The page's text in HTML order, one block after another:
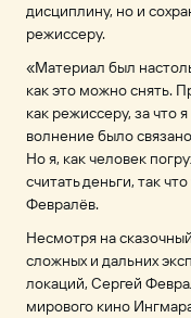
дисциплину, но и
режиссеру.
«Материал был
как это можно снять.
как режиссеру, за что
волнение было
Но я, как человек
считать деньги, так
Февралёв.
Несмотря на
сложных и дальних
локаций, Сергей
мирового кино